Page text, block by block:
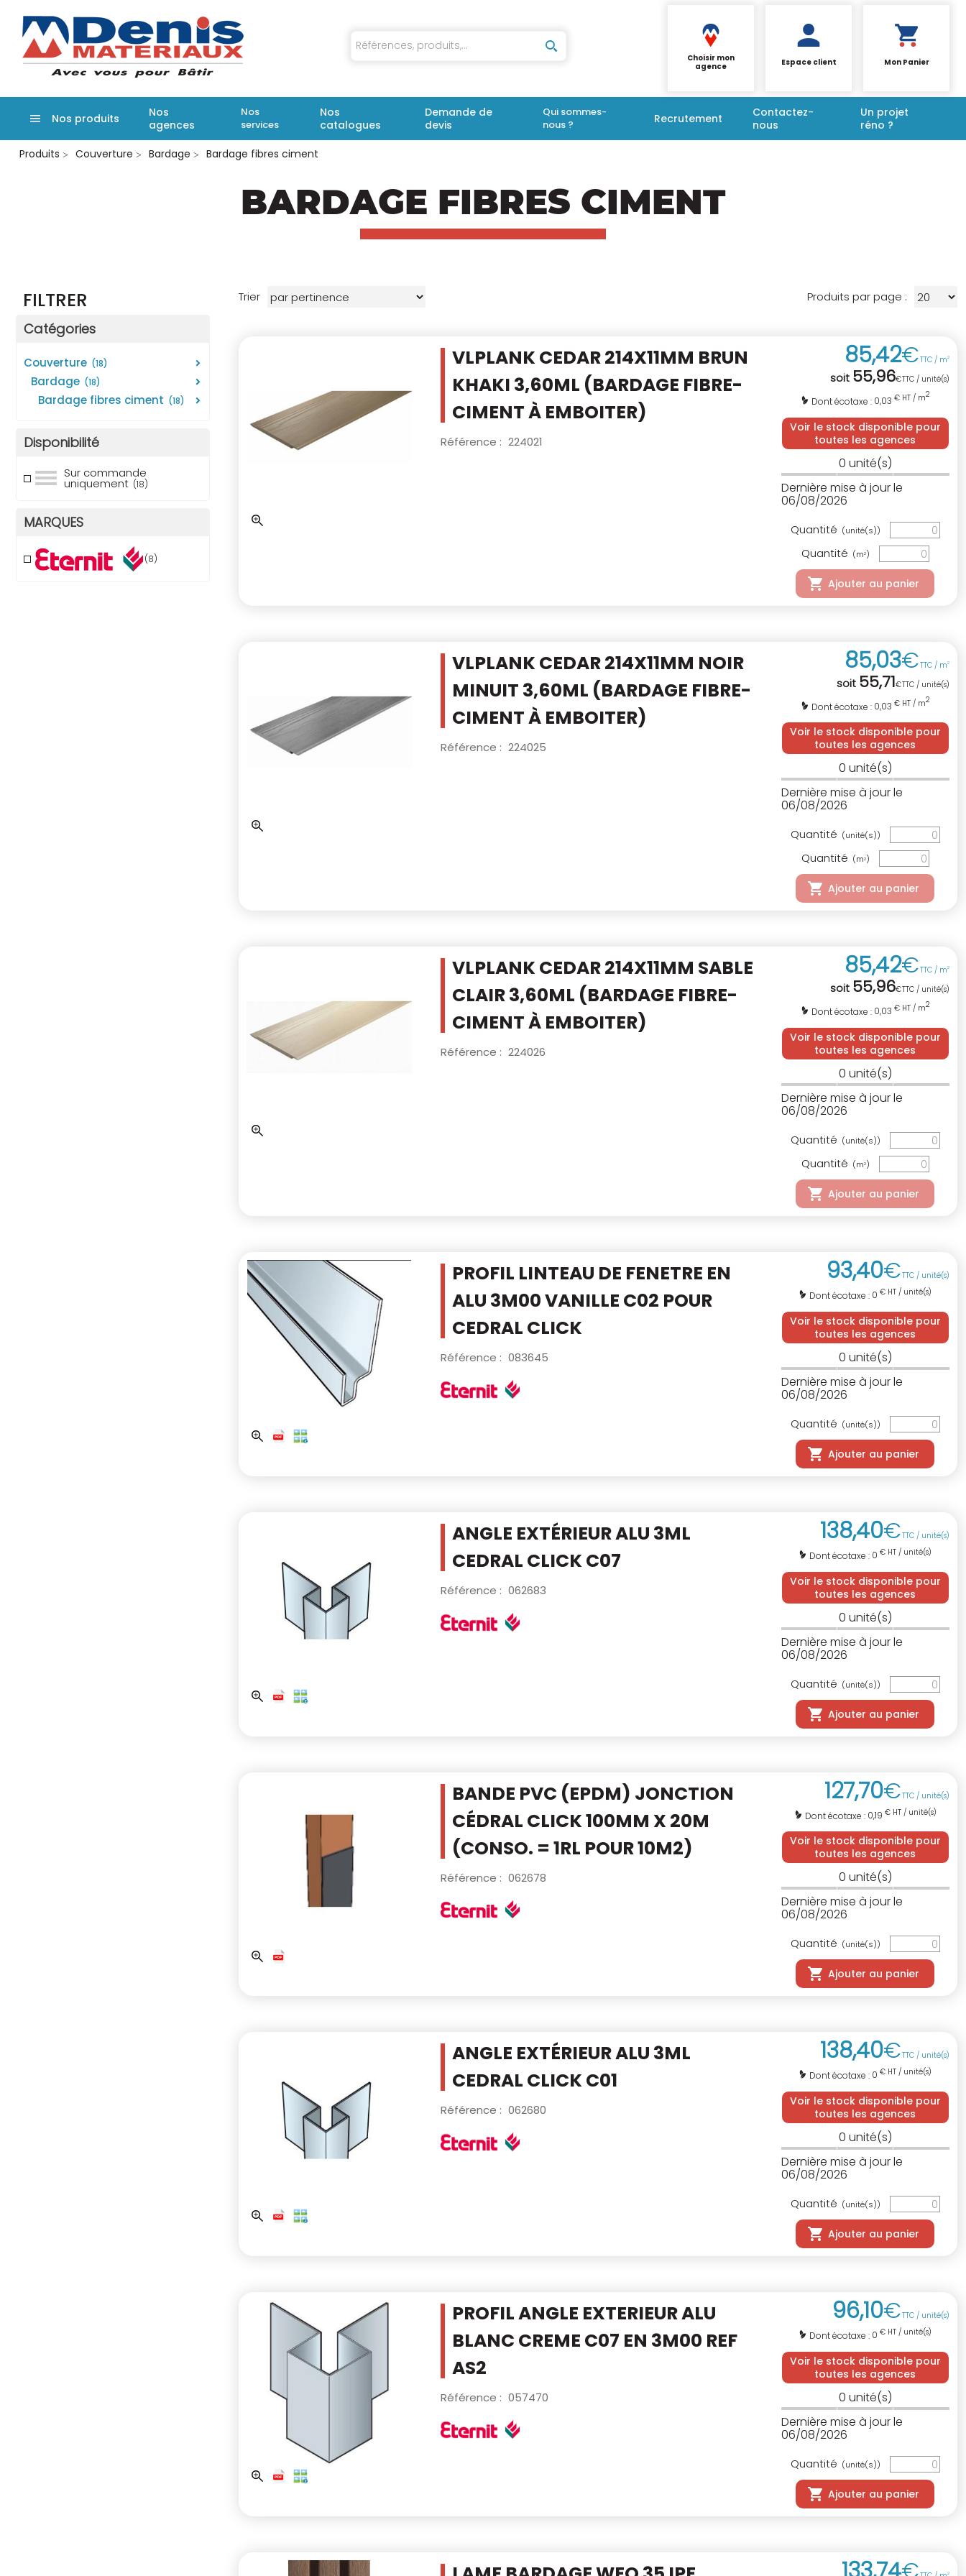
Aller
Choisir mon
agence
Espace client Mon Panier
Nos produits
Nos
agences
Nos
services
Nos
catalogues
Demande de
devis
Qui sommes-
nous ?
Recrutement
Contactez-
nous
Un projet
réno ?
Produits
Couverture Bardage Bardage fibres ciment
BARDAGE FIBRES CIMENT
FILTRER
Catégories
couverture (18)
bardage (18)
bardage fibres ciment (18)
Disponibilité
Sur commande
uniquement (18)
MARQUES
(8)
Trier Produits par page :
VLPLANK CEDAR 214X11MM BRUN
KHAKI 3,60ML (BARDAGE FIBRE-
CIMENT À EMBOITER)
Référence : 224021
85,42€TTC / m2
soit 55,96€TTC / unité(s)
Dont écotaxe : 0,03 € HT / m2
Voir le stock disponible pour
toutes les agences
0 unité(s)
Dernière mise à jour le
06/08/2026
Quantité (unité(s))
Quantité (m2)
Ajouter au panier
VLPLANK CEDAR 214X11MM NOIR
MINUIT 3,60ML (BARDAGE FIBRE-
CIMENT À EMBOITER)
Référence : 224025
85,03€TTC / m2
soit 55,71€TTC / unité(s)
Dont écotaxe : 0,03 € HT / m2
Voir le stock disponible pour
toutes les agences
0 unité(s)
Dernière mise à jour le
06/08/2026
Quantité (unité(s))
Quantité (m2)
Ajouter au panier
VLPLANK CEDAR 214X11MM SABLE
CLAIR3,60ML (BARDAGE FIBRE-
CIMENT À EMBOITER)
Référence : 224026
85,42€TTC / m2
soit 55,96€TTC / unité(s)
Dont écotaxe : 0,03 € HT / m2
Voir le stock disponible pour
toutes les agences
0 unité(s)
Dernière mise à jour le
06/08/2026
Quantité (unité(s))
Quantité (m2)
Ajouter au panier
PROFIL LINTEAU DE FENETRE EN
ALU 3M00VANILLE C02 POUR
CEDRAL CLICK
Référence : 083645
93,40€TTC / unité(s)
Dont écotaxe : 0 € HT / unité(s)
Voir le stock disponible pour
toutes les agences
0 unité(s)
Dernière mise à jour le
06/08/2026
Quantité (unité(s))
Ajouter au panier
ANGLE EXTÉRIEUR ALU 3ML
CEDRAL CLICK C07
Référence : 062683
138,40€TTC / unité(s)
Dont écotaxe : 0 € HT / unité(s)
Voir le stock disponible pour
toutes les agences
0 unité(s)
Dernière mise à jour le
06/08/2026
Quantité (unité(s))
Ajouter au panier
BANDE PVC (EPDM) JONCTION
CÉDRAL CLICK100MM X 20M
(CONSO. = 1RL POUR 10M2)
Référence : 062678
127,70€TTC / unité(s)
Dont écotaxe : 0,19 € HT / unité(s)
Voir le stock disponible pour
toutes les agences
0 unité(s)
Dernière mise à jour le
06/08/2026
Quantité (unité(s))
Ajouter au panier
ANGLE EXTÉRIEUR ALU 3ML
CEDRAL CLICK C01
Référence : 062680
138,40€TTC / unité(s)
Dont écotaxe : 0 € HT / unité(s)
Voir le stock disponible pour
toutes les agences
0 unité(s)
Dernière mise à jour le
06/08/2026
Quantité (unité(s))
Ajouter au panier
PROFIL ANGLE EXTERIEUR ALU
BLANC CREME C07 EN 3M00 REF
AS2
Référence : 057470
96,10€TTC / unité(s)
Dont écotaxe : 0 € HT / unité(s)
Voir le stock disponible pour
toutes les agences
0 unité(s)
Dernière mise à jour le
06/08/2026
Quantité (unité(s))
Ajouter au panier
2